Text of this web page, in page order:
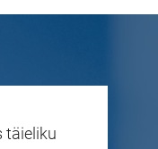
täieliku